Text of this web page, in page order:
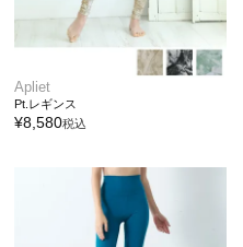
Apliet
Pt.レギンス
¥8,580税込